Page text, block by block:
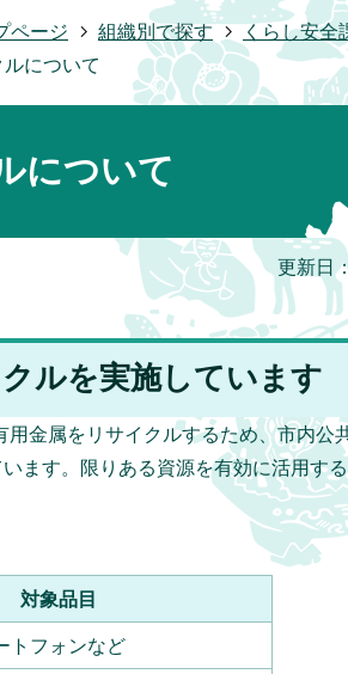
ページ 組織別で探す くらし安全
について
について
更新日
ルを実施しています
金属をリサイクルするため、市内公
ます。限りある資源を有効に活用す
対象品目
トフォンなど